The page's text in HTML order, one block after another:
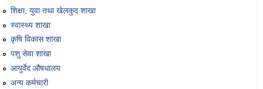
शिक्षा, युवा तथा खेलकुद शाखा
स्वास्थ्य शाखा
कृषि विकास शाखा
पशु सेवा शाखा
आयुर्वेद औषधालय
अन्य कर्मचारी